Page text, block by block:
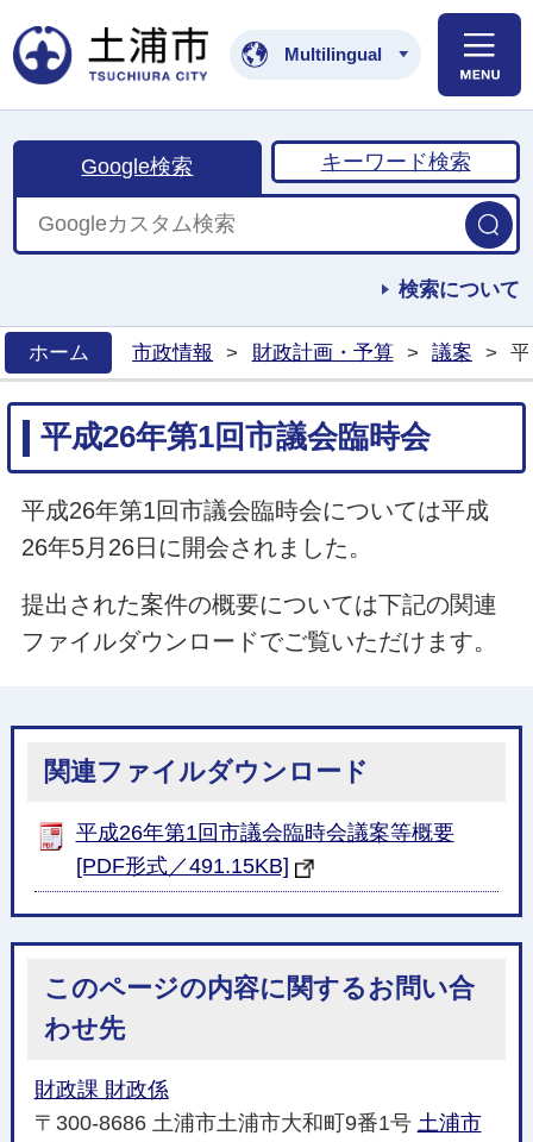
土浦市公式ホームペ
Multilingual
Google検索 キーワード検索
検索について
ホーム
市政情報 > 財政計画・予算 > 議案 >
平成26年第1回市議会臨時会
平成26年第1回市議会臨時会については平成
26年5月26日に開会されました。
提出された案件の概要については下記の関連
ファイルダウンロードでご覧いただけます。
関連ファイルダウンロード
平成26年第1回市議会臨時会議案等概要
[PDF形式／491.15KB]
このページの内容に関するお問い合
わせ先
財政課 財政係
〒300-8686 土浦市土浦市大和町9番1号 土浦市